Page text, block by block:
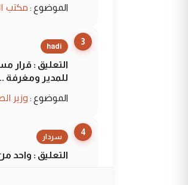
الموضوع : مكتب
3
hadi
التعليق : قرار
للمدير ومغرفة
الموضوع : وزير
4
سردار
التعليق : واحد